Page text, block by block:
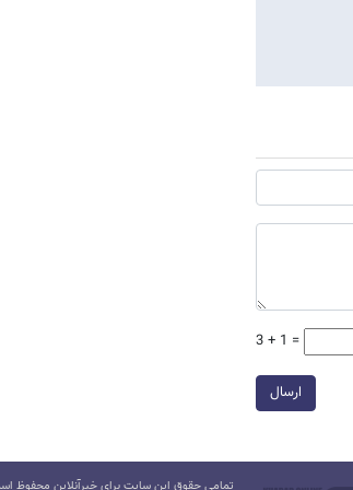
3 + 1 =
ارسال
تمامی حقوق این سایت برای خبرآنلاین محفوظ